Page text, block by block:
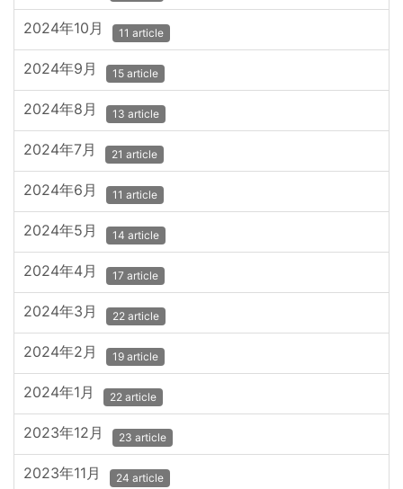
2024年10月 11 article
2024年9月 15 article
2024年8月 13 article
2024年7月 21 article
2024年6月 11 article
2024年5月 14 article
2024年4月 17 article
2024年3月 22 article
2024年2月 19 article
2024年1月 22 article
2023年12月 23 article
2023年11月 24 article